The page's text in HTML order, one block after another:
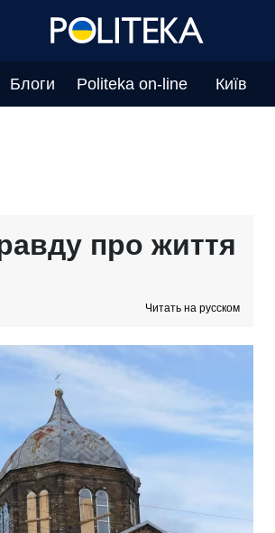
Блоги Politeka on-line Київ
про життя
Читать на русском